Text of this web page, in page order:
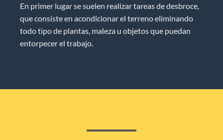
En primer lugar se suelen realizar tareas de desbroce,
que consiste en acondicionar el terreno eliminando
todo tipo de plantas, maleza u objetos que puedan
entorpecer el trabajo.